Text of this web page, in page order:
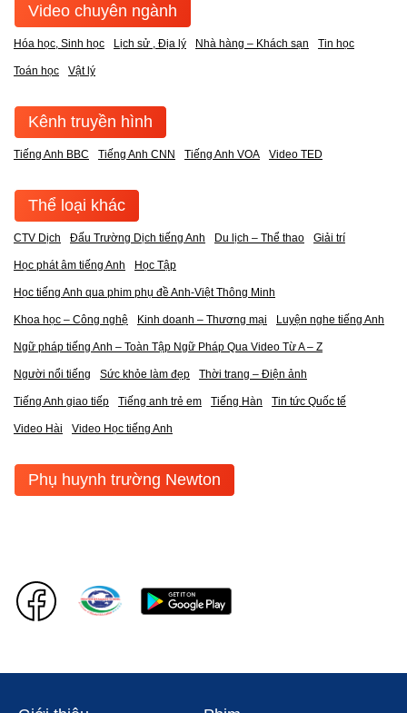
Video chuyên ngành
Hóa học, Sinh học Lịch sử , Địa lý Nhà hàng – Khách sạn Tin học
Toán học Vật lý
Kênh truyền hình
Tiếng Anh BBC Tiếng Anh CNN Tiếng Anh VOA Video TED
Thể loại khác
CTV Dịch Đấu Trường Dịch tiếng Anh Du lịch – Thể thao Giải trí
Học phát âm tiếng Anh Học Tập
Học tiếng Anh qua phim phụ đề Anh-Việt Thông Minh
Khoa học – Công nghệ Kinh doanh – Thương mại Luyện nghe tiếng Anh
Ngữ pháp tiếng Anh – Toàn Tập Ngữ Pháp Qua Video Từ A – Z
Người nổi tiếng Sức khỏe làm đẹp Thời trang – Điện ảnh
Tiếng Anh giao tiếp Tiếng anh trẻ em Tiếng Hàn Tin tức Quốc tế
Video Hài Video Học tiếng Anh
Phụ huynh trường Newton